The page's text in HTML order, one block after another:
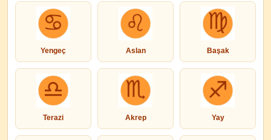
Yengeç Aslan Başak
Terazi Akrep Yay